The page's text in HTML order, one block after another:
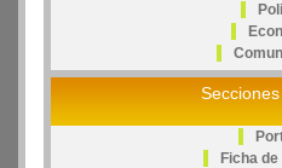
Ficha